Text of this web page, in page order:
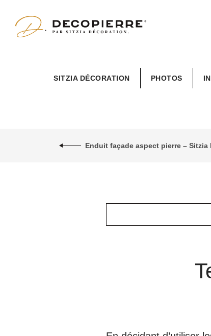
SITZIA DÉCORATION PHOTOS
Enduit façade aspect pierre – Sitzia